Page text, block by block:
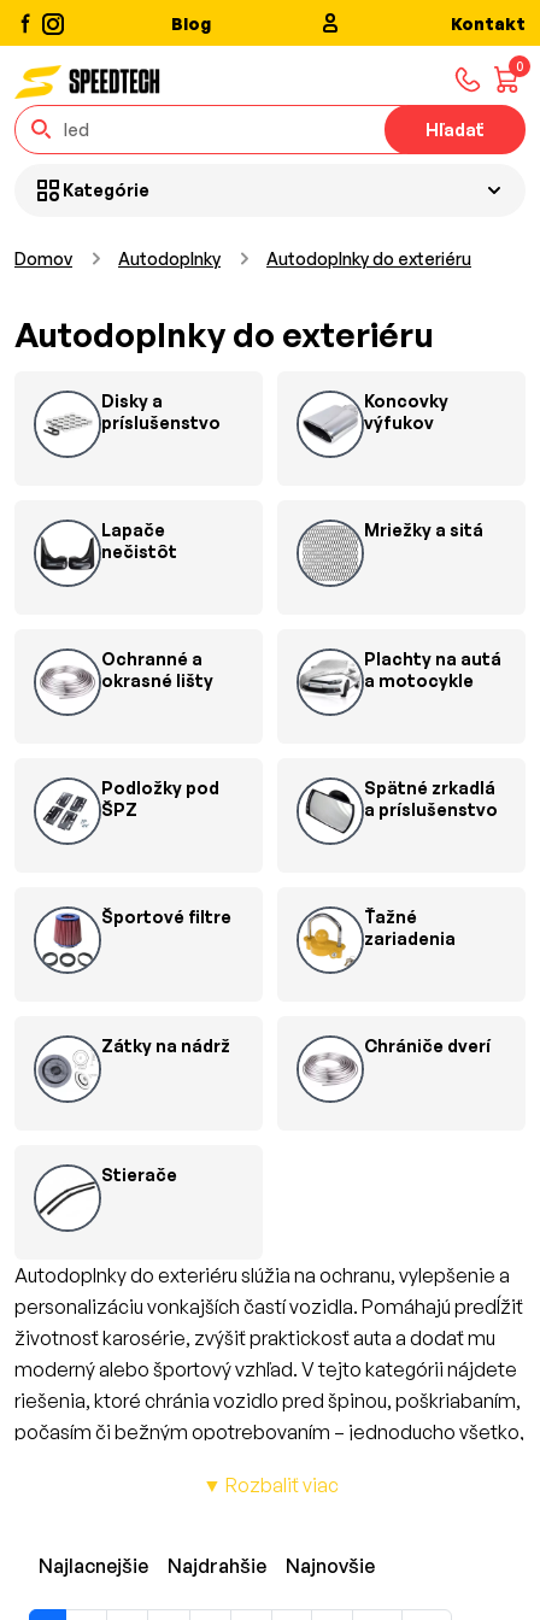
Blog Kontakt
0
Hľadať
Kategórie
Domov Autodoplnky Autodoplnky do exteriéru
Autodoplnky do exteriéru
Disky a
príslušenstvo
Koncovky
výfukov
Lapače
nečistôt
Mriežky a sitá
Ochranné a
okrasné lišty
Plachty na autá
a motocykle
Podložky pod
ŠPZ
Spätné zrkadlá
a príslušenstvo
Športové filtre
Ťažné
zariadenia
Zátky na nádrž Chrániče dverí
Stierače
Autodoplnky do exteriéru slúžia na ochranu, vylepšenie a
personalizáciu vonkajších častí vozidla. Pomáhajú predĺžiť
životnosť karosérie, zvýšiť praktickosť auta a dodať mu
moderný alebo športový vzhľad. V tejto kategórii nájdete
riešenia, ktoré chránia vozidlo pred špinou, poškriabaním,
počasím či bežným opotrebovaním – jednoducho všetko,
doplnkov
▼ Rozbaliť viac
Najlacnejšie Najdrahšie Najnovšie